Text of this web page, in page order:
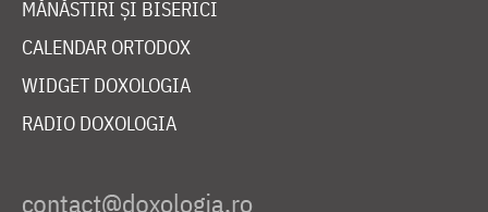
MĂNĂSTIRI ȘI BISERICI
CALENDAR ORTODOX
WIDGET DOXOLOGIA
RADIO DOXOLOGIA